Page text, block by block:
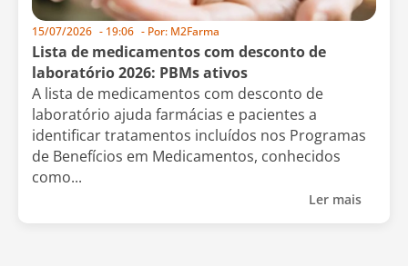
15/07/2026 - 19:06 - Por: M2Farma
Lista de medicamentos com desconto de
laboratório 2026: PBMs ativos
A lista de medicamentos com desconto de
laboratório ajuda farmácias e pacientes a
identificar tratamentos incluídos nos Programas
de Benefícios em Medicamentos, conhecidos
como...
Ler mais